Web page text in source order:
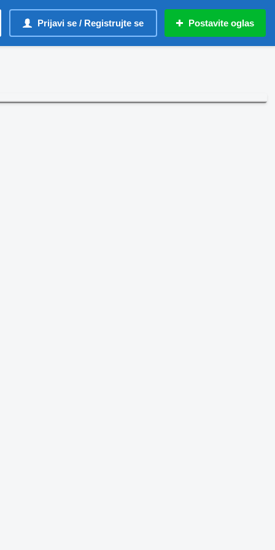
Prijavi se / Registrujte se Postavite oglas